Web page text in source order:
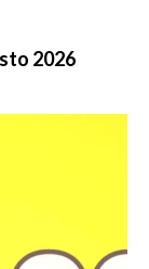
2026